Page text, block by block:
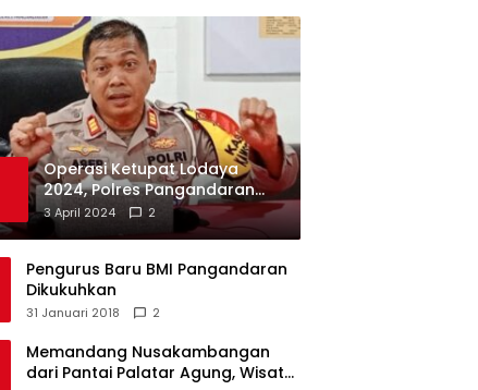
Operasi Ketupat Lodaya
2024, Polres Pangandaran
Dirikan 12 Pos Pengamanan
3 April 2024 2
Pengurus Baru BMI Pangandaran
Dikukuhkan
31 Januari 2018 2
Memandang Nusakambangan
dari Pantai Palatar Agung, Wisata